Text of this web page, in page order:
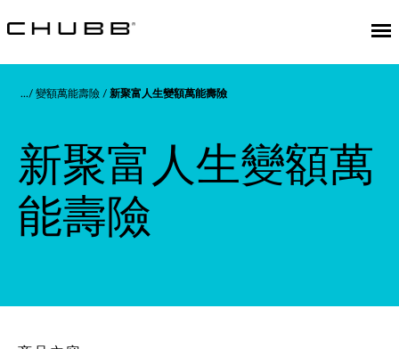
變額萬能壽險 新聚富人生變額萬能壽險
新聚富人生變額萬
能壽險